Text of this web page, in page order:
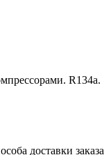
R134а.
доставки заказа